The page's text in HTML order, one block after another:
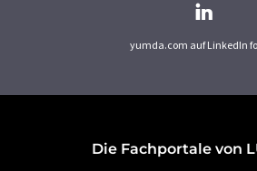
yumda.com auf LinkedIn
Die Fachportale von